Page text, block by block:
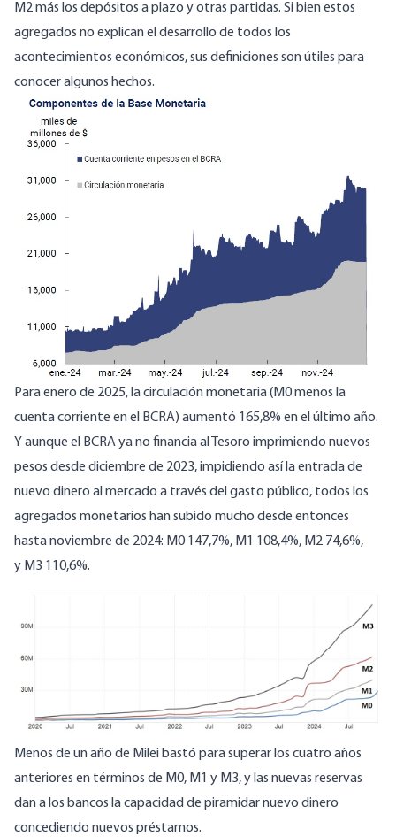
M2 más los depósitos a plazo y otras partidas. Si bien estos
agregados no explican el desarrollo de todos los
acontecimientos económicos, sus definiciones son útiles para
conocer algunos hechos.
Para enero de 2025, la circulación monetaria (M0 menos la
cuenta corriente en el BCRA) aumentó 165,8% en el último año.
Y aunque el BCRA ya no financia al Tesoro imprimiendo nuevos
pesos desde diciembre de 2023, impidiendo así la entrada de
nuevo dinero al mercado a través del gasto público, todos los
agregados monetarios han subido mucho desde entonces
hasta noviembre de 2024: M0 147,7%, M1 108,4%, M2 74,6%,
y M3 110,6%.
Menos de un año de Milei bastó para superar los cuatro años
anteriores en términos de M0, M1 y M3, y las nuevas reservas
dan a los bancos la capacidad de piramidar nuevo dinero
concediendo nuevos préstamos.